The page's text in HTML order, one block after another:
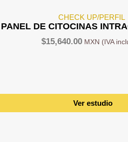
CHECK UP/PERFIL
PANEL DE CITOCINAS
$15,640.00
Ver estudio